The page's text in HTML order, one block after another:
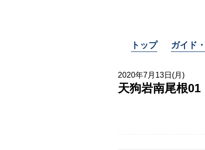
トップ ガイド
2020年7月13日(月)
天狗岩南尾根01